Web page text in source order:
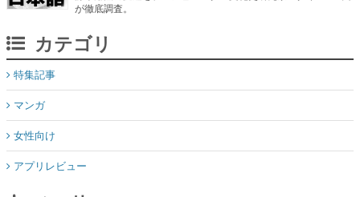
が徹底調査。
カテゴリ
特集記事
マンガ
女性向け
アプリレビュー